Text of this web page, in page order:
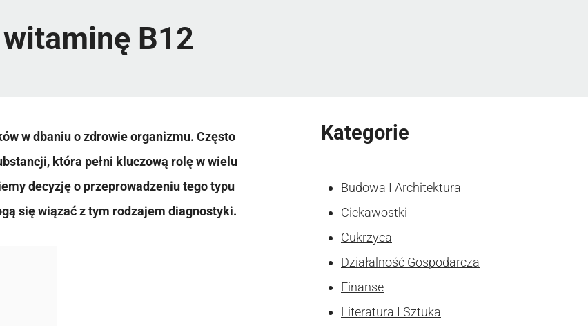
B12
w dbaniu o zdrowie organizmu. Często
która pełni kluczową rolę w wielu
decyzję o przeprowadzeniu tego typu
się wiązać z tym rodzajem diagnostyki.
Kategorie
Budowa I Architektura
Ciekawostki
Cukrzyca
Działalność Gospodarcza
Finanse
Literatura I Sztuka